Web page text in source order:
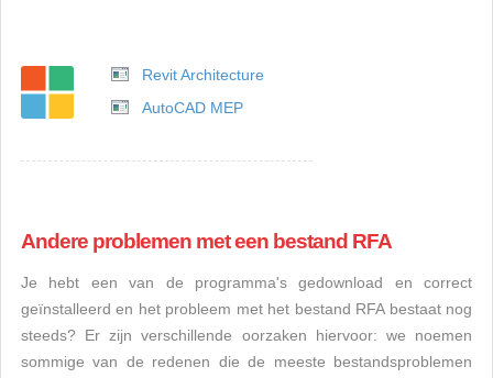
Revit Architecture
AutoCAD MEP
Andere problemen met een bestand RFA
Je hebt een van de programma's gedownload en correct
geïnstalleerd en het probleem met het bestand RFA bestaat nog
steeds? Er zijn verschillende oorzaken hiervoor: we noemen
sommige van de redenen die de meeste bestandsproblemen